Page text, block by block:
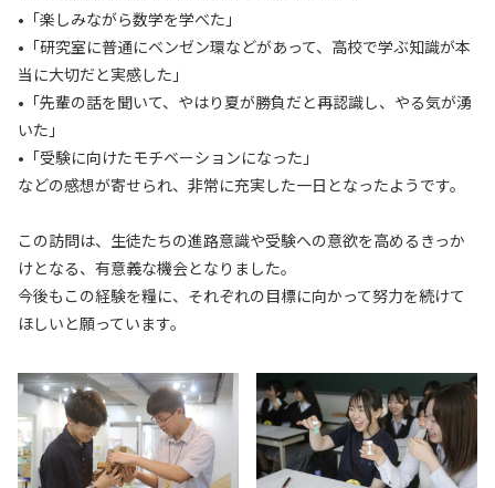
•「楽しみながら数学を学べた」
•「研究室に普通にベンゼン環などがあって、高校で学ぶ知識が本
当に大切だと実感した」
•「先輩の話を聞いて、やはり夏が勝負だと再認識し、やる気が湧
いた」
•「受験に向けたモチベーションになった」
などの感想が寄せられ、非常に充実した一日となったようです。
この訪問は、生徒たちの進路意識や受験への意欲を高めるきっか
けとなる、有意義な機会となりました。
今後もこの経験を糧に、それぞれの目標に向かって努力を続けて
ほしいと願っています。